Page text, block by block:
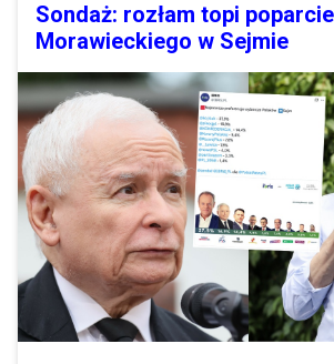
Sondaż: rozłam topi
Morawieckiego w Sejmie